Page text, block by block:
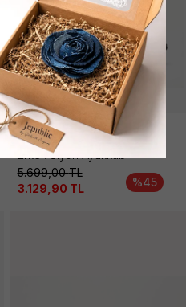
Timberland
Motıon Access Low Lace
Erkek Siyah Ayakkabı
5.699,00TL
3.129,90 TL %45